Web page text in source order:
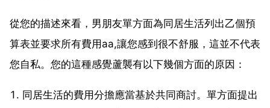
從您的描述來看，男朋友單方面為同居生活列出乙個預
算表並要求所有費用aa,讓您感到很不舒服，這並不代表
您自私。您的這種感覺蘆襲有以下幾個方面的原因：
1. 同居生活的費用分擔應當基於共同商討。單方面提出